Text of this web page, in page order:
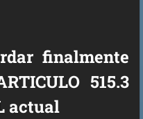
finalmente
515.3
actual